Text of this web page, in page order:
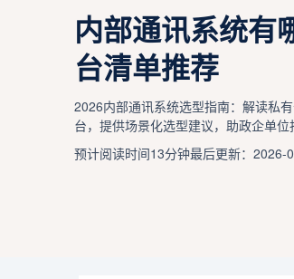
内部通讯系统有
台清单推荐
2026内部通讯系统选型指南：解读私
台，提供场景化选型建议，助政企单位
预计阅读时间13分钟最后更新：2026-